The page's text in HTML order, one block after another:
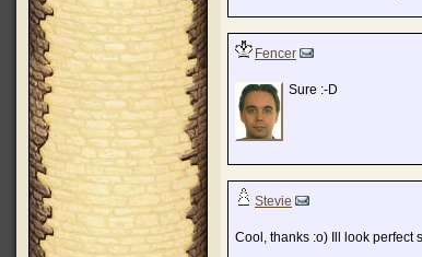
Fencer
Sure :-D
Stevie
Cool, thanks :o) Ill look perfect